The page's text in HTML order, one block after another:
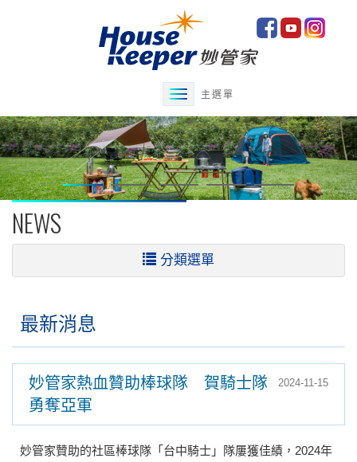
主選單
NEWS
分類選單
最新消息
2024-11-15
妙管家熱血贊助棒球隊 賀騎士隊
勇奪亞軍
妙管家贊助的社區棒球隊「台中騎士」隊屢獲佳績，2024年